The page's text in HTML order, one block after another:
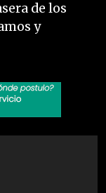
de los
y